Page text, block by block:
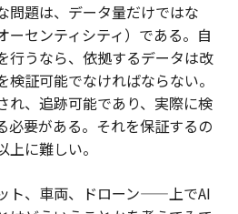
問題は、データ量だけではな
ーセンティシティ）である。自
行うなら、依拠するデータは改
証可能でなければならない。
れ、追跡可能であり、実際に検
必要がある。それを保証するの
に難しい。
ト、車両、ドローン——上でAI